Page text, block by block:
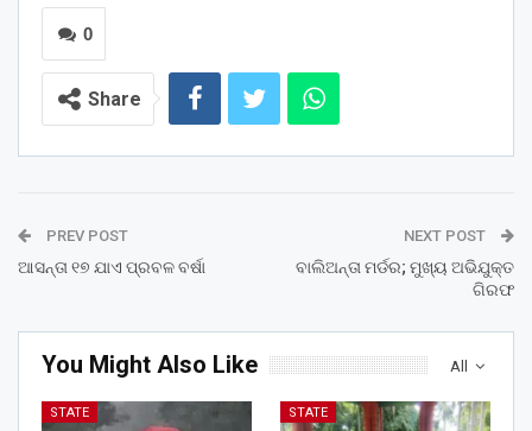
0
Share
PREV POST
ଆସନ୍ତା ୧୭ ଯାଏ ପ୍ରବଳ ବର୍ଷା
NEXT POST
ବାଲିଅନ୍ତା ମର୍ଡର; ମୁଖ୍ୟ ଅଭିଯୁକ୍ତ
ଗିରଫ
All
You Might Also Like
STATE STATE